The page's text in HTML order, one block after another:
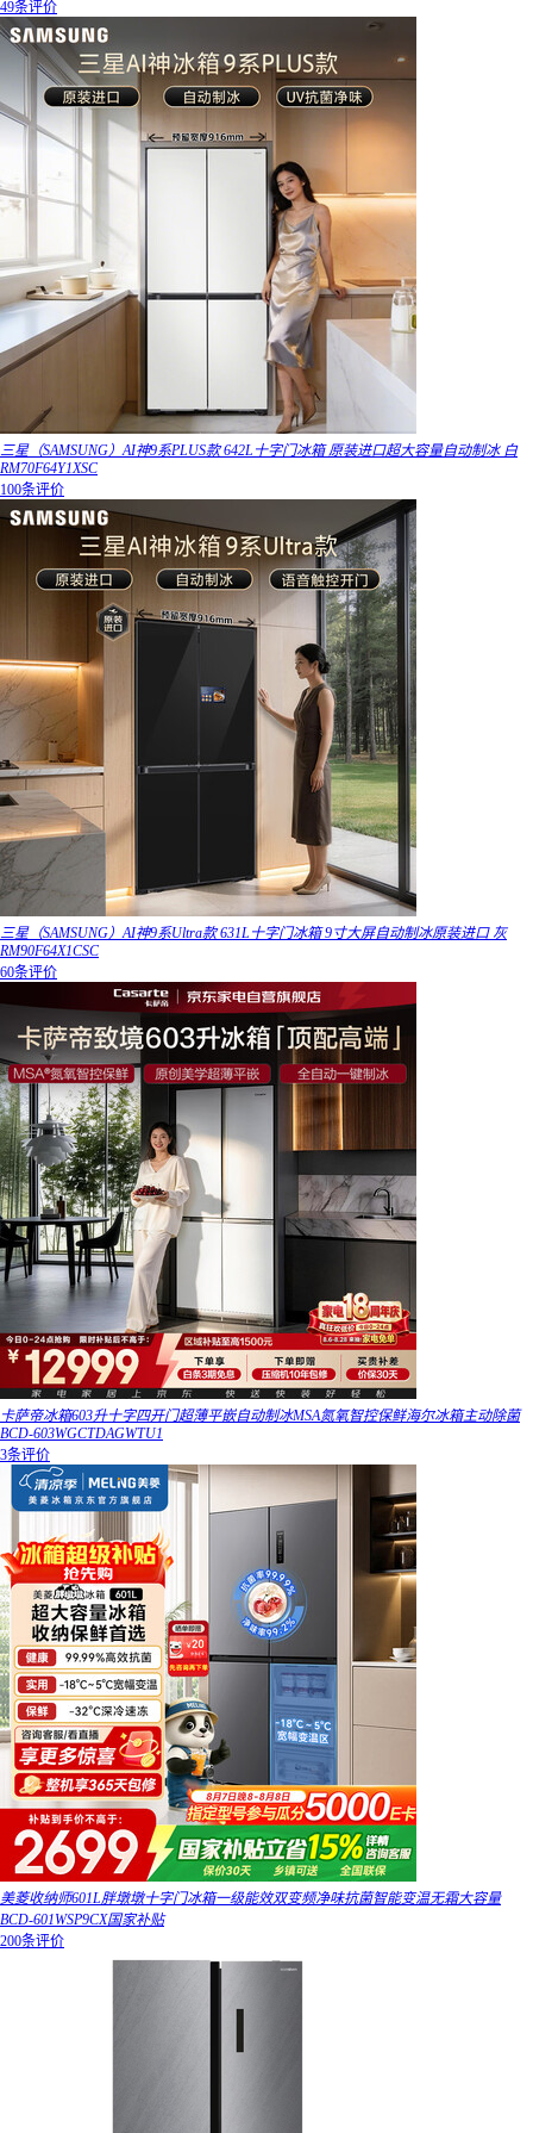
49条评价
三星（SAMSUNG）AI神9系PLUS款 642L十字门冰箱 原装进口超大容量自动制冰 白
RM70F64Y1XSC
100条评价
三星（SAMSUNG）AI神9系Ultra款 631L十字门冰箱 9寸大屏自动制冰原装进口 灰
RM90F64X1CSC
60条评价
卡萨帝冰箱603升十字四开门超薄平嵌自动制冰MSA氮氧智控保鲜海尔冰箱主动除菌
BCD-603WGCTDAGWTU1
3条评价
美菱收纳师601L胖墩墩十字门冰箱一级能效双变频净味抗菌智能变温无霜大容量
BCD-601WSP9CX国家补贴
200条评价